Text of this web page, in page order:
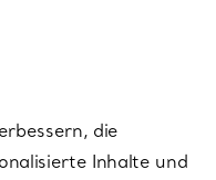
die
Inhalte und